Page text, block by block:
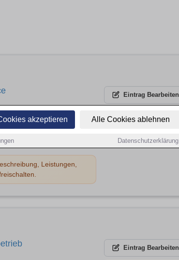
akzeptieren Alle Cookies ablehnen
Datenschutzerklärung
Werl
Leistungen,
Eintrag Bearbeiten
Jetzt Aktivieren
Eintrag Bearbeiten